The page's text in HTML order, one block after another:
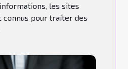
les sites
connus pour traiter des